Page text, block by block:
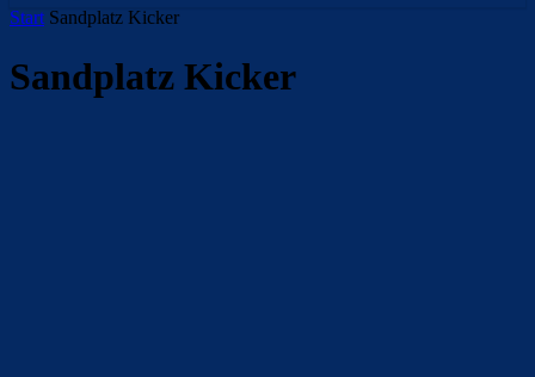
Start Sandplatz Kicker
Sandplatz Kicker